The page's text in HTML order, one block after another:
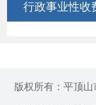
行政事业性收
版权所有：平顶